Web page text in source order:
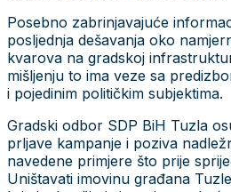
Posebno zabrinjavajuće
posljednja dešavanja oko
kvarova na gradskoj
mišljenju to ima veze sa
i pojedinim političkim subjektima.
Gradski odbor SDP BiH Tuzla
prljave kampanje i poziva
navedene primjere što prije
Uništavati imovinu građana